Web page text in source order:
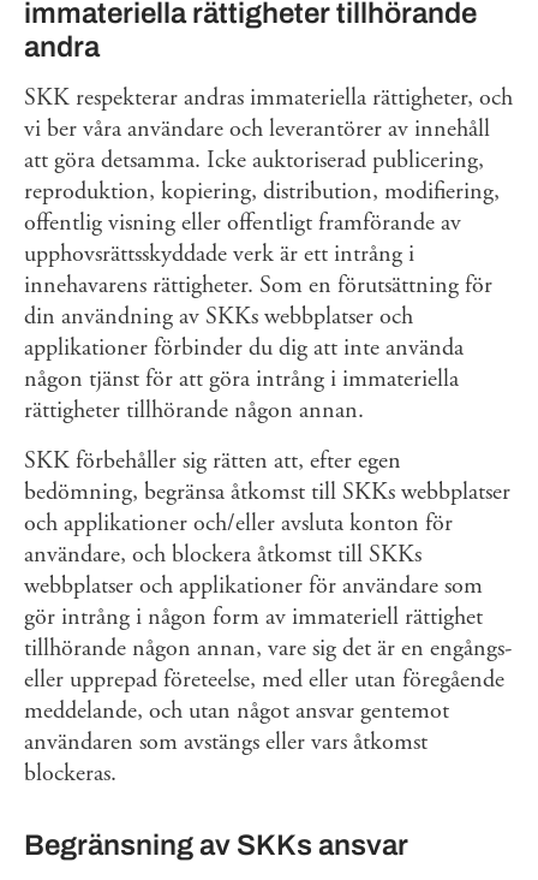
immateriella rättigheter tillhörande
andra
SKK respekterar andras immateriella rättigheter, och
vi ber våra användare och leverantörer av innehåll
att göra detsamma. Icke auktoriserad publicering,
reproduktion, kopiering, distribution, modifiering,
offentlig visning eller offentligt framförande av
upphovsrättsskyddade verk är ett intrång i
innehavarens rättigheter. Som en förutsättning för
din användning av SKKs webbplatser och
applikationer förbinder du dig att inte använda
någon tjänst för att göra intrång i immateriella
rättigheter tillhörande någon annan.
SKK förbehåller sig rätten att, efter egen
bedömning, begränsa åtkomst till SKKs webbplatser
och applikationer och/eller avsluta konton för
användare, och blockera åtkomst till SKKs
webbplatser och applikationer för användare som
gör intrång i någon form av immateriell rättighet
tillhörande någon annan, vare sig det är en engångs-
eller upprepad företeelse, med eller utan föregående
meddelande, och utan något ansvar gentemot
användaren som avstängs eller vars åtkomst
blockeras.
Begränsning av SKKs ansvar